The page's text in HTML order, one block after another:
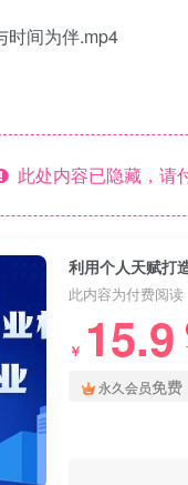
时间为伴.mp4
此处内容已隐藏，请
此内容为付费阅
￥ 15.9
永久会员免费